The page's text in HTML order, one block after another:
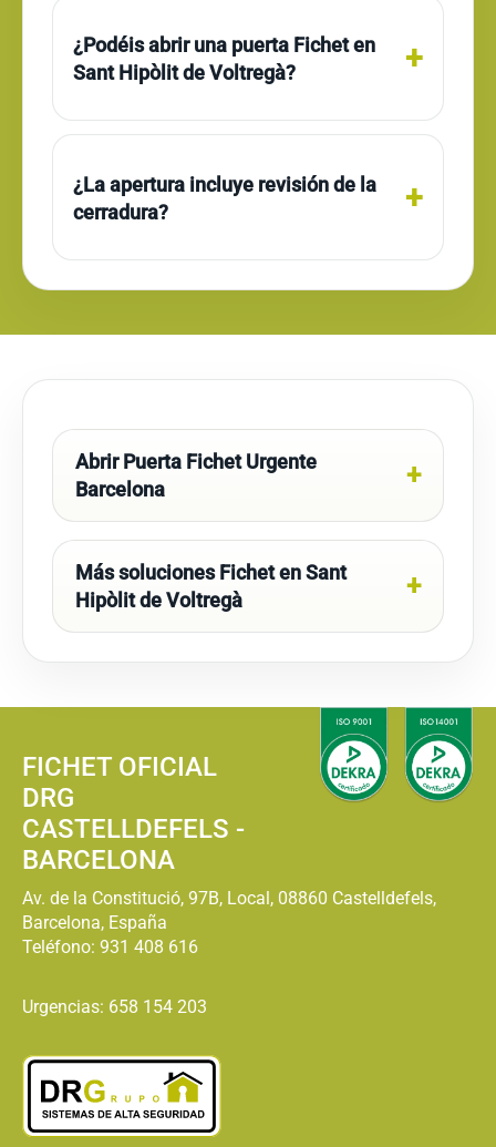
¿Podéis abrir una puerta Fichet en
Sant Hipòlit de Voltregà?
¿La apertura incluye revisión de la
cerradura?
Abrir Puerta Fichet Urgente
Barcelona
Más soluciones Fichet en Sant
Hipòlit de Voltregà
FICHET OFICIAL
DRG
CASTELLDEFELS -
BARCELONA
Av. de la Constitució, 97B, Local, 08860 Castelldefels,
Barcelona, España
Teléfono: 931 408 616
Urgencias: 658 154 203